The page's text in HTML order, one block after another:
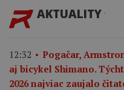
AKTUALITY
12:32
Pogačar,
aj bicykel Shimano.
2026 najviac zaujalo